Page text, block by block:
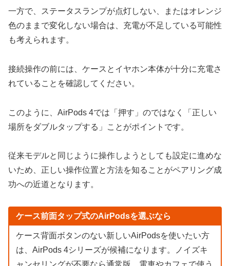
一方で、ステータスランプが点灯しない、またはオレンジ
色のままで変化しない場合は、充電が不足している可能性
も考えられます。
接続操作の前には、ケースとイヤホン本体が十分に充電さ
れていることを確認してください。
このように、AirPods 4では「押す」のではなく「正しい
場所をダブルタップする」ことがポイントです。
従来モデルと同じように操作しようとしても設定に進めな
いため、正しい操作位置と方法を知ることがペアリング成
功への近道となります。
ケース前面タップ式のAirPodsを選ぶなら
ケース背面ボタンのない新しいAirPodsを使いたい方
は、AirPods 4シリーズが候補になります。ノイズキ
ャンセリングが不要なら通常版、電車やカフェで使う